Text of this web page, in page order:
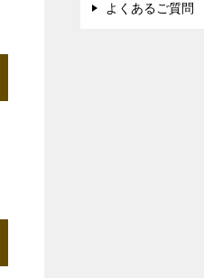
よくあるご質問